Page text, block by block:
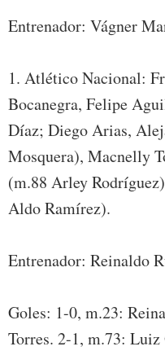
Entrenador: Vágner
1. Atlético Nacional:
Bocanegra, Felipe
Díaz; Diego Arias,
Mosquera), Macnelly
(m.88 Arley
Aldo Ramírez).
Entrenador: Reinaldo
Goles: 1-0, m.23:
Torres. 2-1, m.73: Luiz